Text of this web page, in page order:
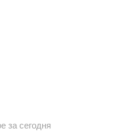
за сегодня